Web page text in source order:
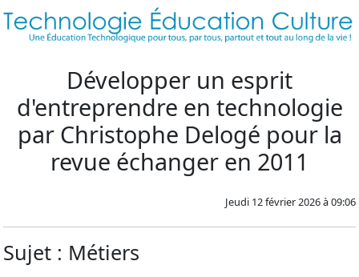
Développer un esprit
d'entreprendre en technologie
par Christophe Delogé pour la
revue échanger en 2011
Jeudi 12 février 2026 à 09:06
Sujet : Métiers